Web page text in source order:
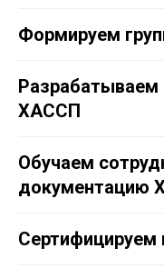
Формируем
ХАССП
Обучаем
документацию